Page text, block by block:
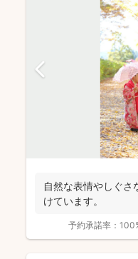
自然な表情やしぐさ
けています。
予約承諾率：